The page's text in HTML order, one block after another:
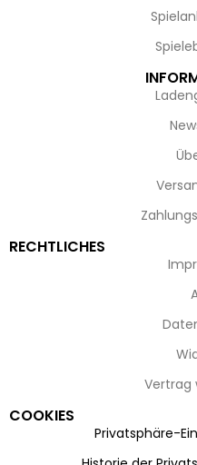
RECHTLICHES
Vertrag
COOKIES
Privatsphäre-